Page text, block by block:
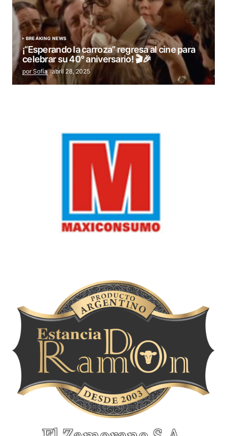
BREAKING NEWS
¡“Esperando la carroza” regresa al cine para
celebrar su 40° aniversario! 🎬🎉
por Sofía abril 28, 2025